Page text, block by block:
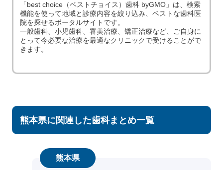
「best choice（ベストチョイス）歯科 byGMO」は、検索
機能を使って地域と診療内容を絞り込み、ベストな歯科医
院を探せるポータルサイトです。
一般歯科、小児歯科、審美治療、矯正治療など、ご自身に
とって今必要な治療を最適なクリニックで受けることがで
きます。
熊本県に関連した歯科まとめ一覧
熊本県